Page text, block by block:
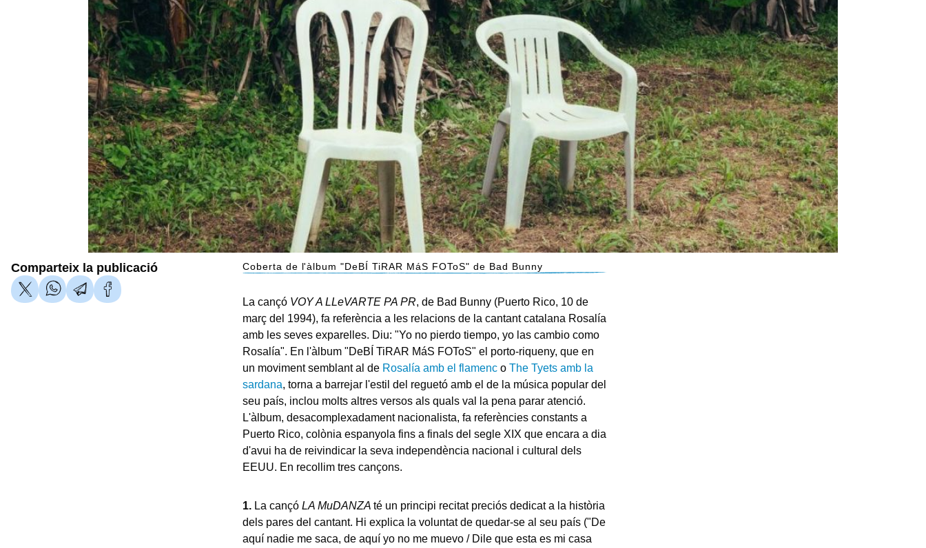
Coberta de l'àlbum "DeBÍ TiRAR MáS FOToS" de Bad Bunny
Comparteix la publicació
La cançó VOY A LLeVARTE PA PR, de Bad Bunny (Puerto Rico, 10 de
març del 1994), fa referència a les relacions de la cantant catalana Rosalía
amb les seves exparelles. Diu: "Yo no pierdo tiempo, yo las cambio como
Rosalía". En l'àlbum "DeBÍ TiRAR MáS FOToS" el porto-riqueny, que en
un moviment semblant al de Rosalía amb el flamenco The Tyets amb la
sardana, torna a barrejar l'estil del reguetó amb el de la música popular del
seu país, inclou molts altres versos als quals val la pena parar atenció.
L'àlbum, desacomplexadament nacionalista, fa referències constants a
Puerto Rico, colònia espanyola fins a finals del segle XIX que encara a dia
d'avui ha de reivindicar la seva independència nacional i cultural dels
EEUU. En recollim tres cançons.
1.La cançó LA MuDANZA té un principi recitat preciós dedicat a la història
dels pares del cantant. Hi explica la voluntat de quedar-se al seu país ("De
aquí nadie me saca, de aquí yo no me muevo / Dile que esta es mi casa